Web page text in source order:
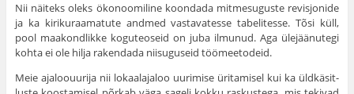
Nii näiteks oleks ökonoomiline koondada mitmesuguste revisjonide
ja ka kirikuraamatute andmed vastavatesse tabelitesse. Tõsi küll,
pool maakondlikke koguteoseid on juba ilmunud. Aga ülejäänutegi
kohta ei ole hilja rakendada niisuguseid töömeetodeid.
Meie ajaloouurija nii lokaalajaloo uurimise üritamisel kui ka üldkäsit­